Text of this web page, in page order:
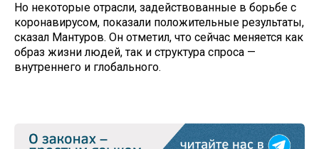
Но некоторые отрасли, задействованные в борьбе с
коронавирусом, показали положительные результаты,
сказал Мантуров. Он отметил, что сейчас меняется как
образ жизни людей, так и структура спроса —
внутреннего и глобального.